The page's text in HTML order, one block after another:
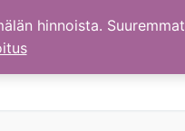
hinnoista.